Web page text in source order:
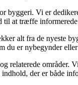
Vi er
at træffe
alt fra de nyeste
du er nybegynder
områder.
der er både